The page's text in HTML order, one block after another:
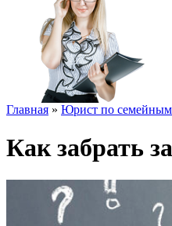
Главная » Юрист по семейным
Как забрать